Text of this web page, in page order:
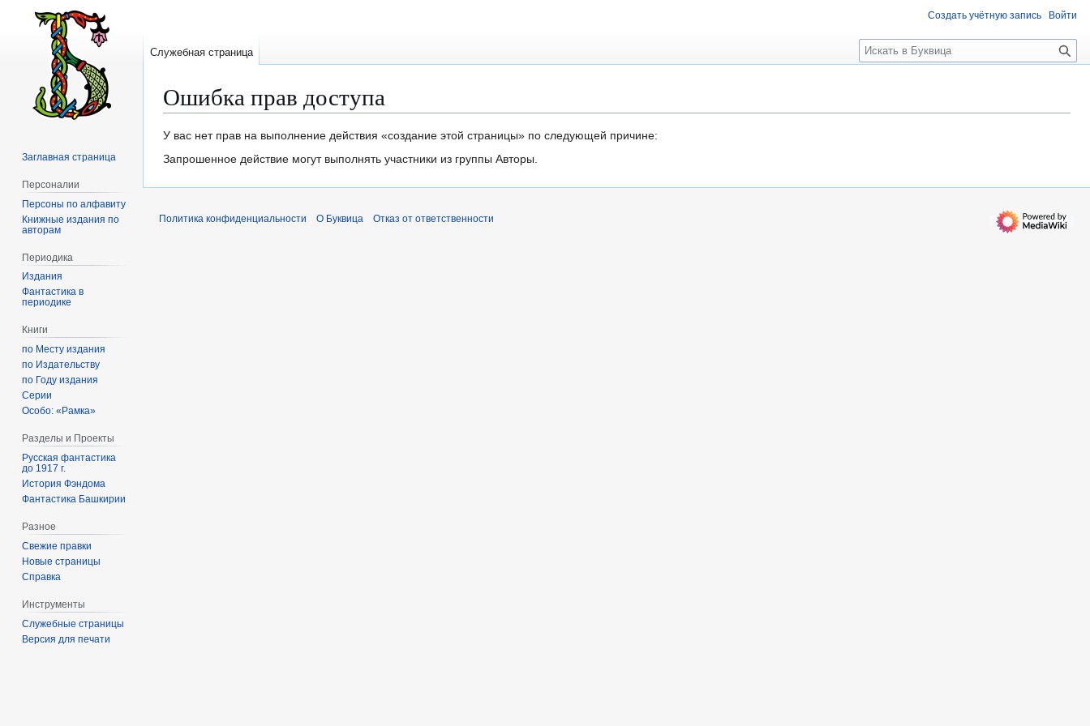
Ошибка прав доступа
Перейти
к
Перейти
к
У вас нет прав на выполнение действия «создание этой страницы» по следующей причине:
Запрошенное действие могут выполнять участники из группы Авторы.
Создать учётную запись Войти
Служебная страница
П
о
к
Заглавная страница
Персоналии
Персоны по алфавиту
Книжные издания по
авторам
Периодика
Издания
Фантастика в
периодике
Книги
по Месту издания
по Издательству
по Году издания
Серии
Особо: «Рамка»
Разделы и Проекты
Русская фантастика
до 1917 г.
История Фэндома
Фантастика Башкирии
Разное
Свежие правки
Новые страницы
Справка
Инструменты
Служебные страницы
Версия для печати
Политика конфиденциальности О Буквица Отказ от ответственности